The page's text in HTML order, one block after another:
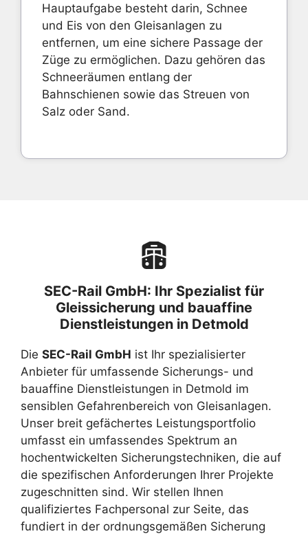
Hauptaufgabe besteht darin, Schnee
und Eis von den Gleisanlagen zu
entfernen, um eine sichere Passage der
Züge zu ermöglichen. Dazu gehören das
Schneeräumen entlang der
Bahnschienen sowie das Streuen von
Salz oder Sand.
SEC-Rail GmbH: Ihr Spezialist für
Gleissicherung und bauaffine
Dienstleistungen in Detmold
Die SEC-Rail GmbH ist Ihr spezialisierter
Anbieter für umfassende Sicherungs- und
bauaffine Dienstleistungen in Detmold im
sensiblen Gefahrenbereich von Gleisanlagen.
Unser breit gefächertes Leistungsportfolio
umfasst ein umfassendes Spektrum an
hochentwickelten Sicherungstechniken, die auf
die spezifischen Anforderungen Ihrer Projekte
zugeschnitten sind. Wir stellen Ihnen
qualifiziertes Fachpersonal zur Seite, das
fundiert in der ordnungsgemäßen Sicherung